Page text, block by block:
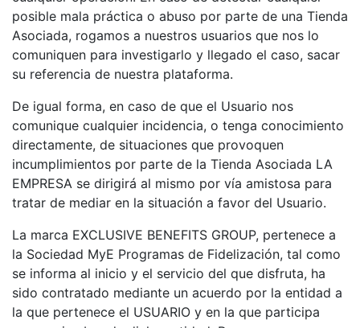
posible mala práctica o abuso por parte de una Tienda
Asociada, rogamos a nuestros usuarios que nos lo
comuniquen para investigarlo y llegado el caso, sacar
su referencia de nuestra plataforma.
De igual forma, en caso de que el Usuario nos
comunique cualquier incidencia, o tenga conocimiento
directamente, de situaciones que provoquen
incumplimientos por parte de la Tienda Asociada LA
EMPRESA se dirigirá al mismo por vía amistosa para
tratar de mediar en la situación a favor del Usuario.
La marca EXCLUSIVE BENEFITS GROUP, pertenece a
la Sociedad MyE Programas de Fidelización, tal como
se informa al inicio y el servicio del que disfruta, ha
sido contratado mediante un acuerdo por la entidad a
la que pertenece el USUARIO y en la que participa